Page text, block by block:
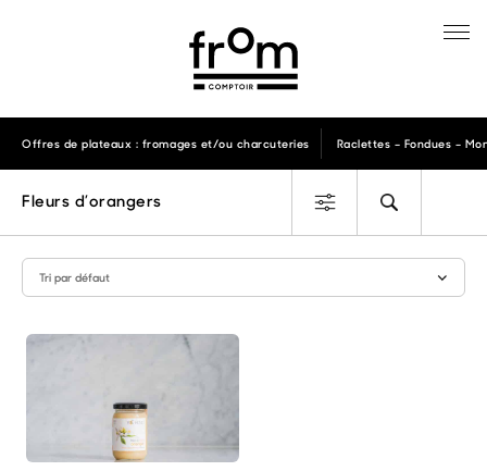
Offres de plateaux : fromages et/ou charcuteries Raclettes – Fondues –
Fleurs d’orangers